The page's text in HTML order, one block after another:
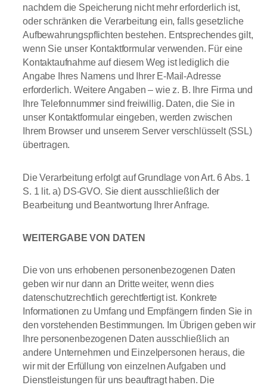
nachdem die Speicherung nicht mehr erforderlich ist,
oder schränken die Verarbeitung ein, falls gesetzliche
Aufbewahrungspflichten bestehen. Entsprechendes gilt,
wenn Sie unser Kontaktformular verwenden. Für eine
Kontaktaufnahme auf diesem Weg ist lediglich die
Angabe Ihres Namens und Ihrer E-Mail-Adresse
erforderlich. Weitere Angaben – wie z. B. Ihre Firma und
Ihre Telefonnummer sind freiwillig. Daten, die Sie in
unser Kontaktformular eingeben, werden zwischen
Ihrem Browser und unserem Server verschlüsselt (SSL)
übertragen.
Die Verarbeitung erfolgt auf Grundlage von Art. 6 Abs. 1
S. 1 lit. a) DS-GVO. Sie dient ausschließlich der
Bearbeitung und Beantwortung Ihrer Anfrage.
WEITERGABE VON DATEN
Die von uns erhobenen personenbezogenen Daten
geben wir nur dann an Dritte weiter, wenn dies
datenschutzrechtlich gerechtfertigt ist. Konkrete
Informationen zu Umfang und Empfängern finden Sie in
den vorstehenden Bestimmungen. Im Übrigen geben wir
Ihre personenbezogenen Daten ausschließlich an
andere Unternehmen und Einzelpersonen heraus, die
wir mit der Erfüllung von einzelnen Aufgaben und
Dienstleistungen für uns beauftragt haben. Die